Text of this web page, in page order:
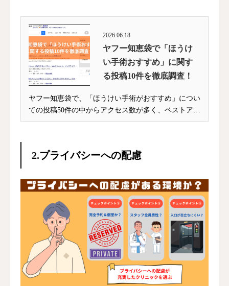
2026.06.18
ヤフー知恵袋で「ほうけ
い手術おすすめ」に関す
る投稿10件を徹底調査！
ヤフー知恵袋で、「ほうけい手術がおすすめ」につい
ての投稿50件の中からアクセス数が多く、ベストアン
サ...
2.プライバシーへの配慮